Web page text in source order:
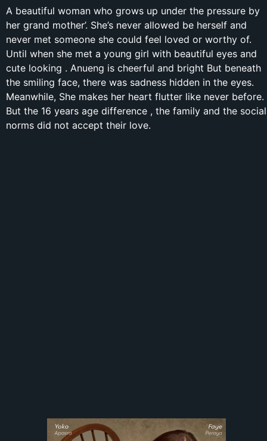
A beautiful woman who grows up under the pressure by
her grand mother’. She’s never allowed be herself and
never met someone she could feel loved or worthy of.
Until when she met a young girl with beautiful eyes and
cute looking . Anueng is cheerful and bright But beneath
the smiling face, there was sadness hidden in the eyes.
Meanwhile, She makes her heart flutter like never before.
But the 16 years age difference , the family and the social
norms did not accept their love.